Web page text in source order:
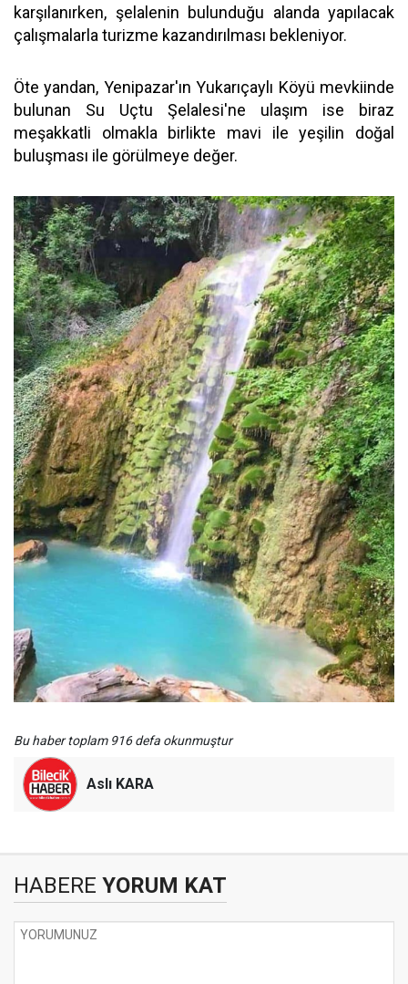
karşılanırken, şelalenin bulunduğu alanda yapılacak
çalışmalarla turizme kazandırılması bekleniyor.
Öte yandan, Yenipazar'ın Yukarıçaylı Köyü mevkiinde
bulunan Su Uçtu Şelalesi'ne ulaşım ise biraz
meşakkatli olmakla birlikte mavi ile yeşilin doğal
buluşması ile görülmeye değer.
Bu haber toplam 916 defa okunmuştur
Aslı KARA
HABERE YORUM KAT